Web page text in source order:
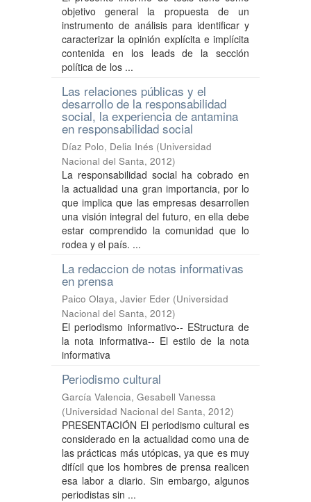
objetivo general la propuesta de un
instrumento de análisis para identificar y
caracterizar la opinión explícita e implícita
contenida en los leads de la sección
política de los ...
Las relaciones públicas y el
desarrollo de la responsabilidad
social, la experiencia de antamina
en responsabilidad social
Díaz Polo, Delia Inés (Universidad
Nacional del Santa, 2012)
La responsabilidad social ha cobrado en
la actualidad una gran importancia, por lo
que implica que las empresas desarrollen
una visión integral del futuro, en ella debe
estar comprendido la comunidad que lo
rodea y el país. ...
La redaccion de notas informativas
en prensa
Paico Olaya, Javier Eder (Universidad
Nacional del Santa, 2012)
El periodismo informativo-- EStructura de
la nota informativa-- El estilo de la nota
informativa
Periodismo cultural
García Valencia, Gesabell Vanessa
(Universidad Nacional del Santa, 2012)
PRESENTACIÓN El periodismo cultural es
considerado en la actualidad como una de
las prácticas más utópicas, ya que es muy
difícil que los hombres de prensa realicen
esa labor a diario. Sin embargo, algunos
periodistas sin ...